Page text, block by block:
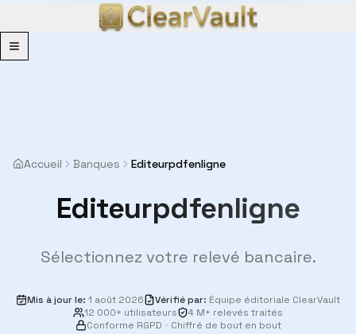
Menu
Accueil Banques Editeurpdfenligne
Editeurpdfenligne
Sélectionnez votre relevé bancaire.
Mis à jour le: 1 août 2026 Vérifié par: Équipe éditoriale ClearVault
12 000+ utilisateurs
4 M+ relevés traités
Conforme RGPD · Chiffré de bout en bout